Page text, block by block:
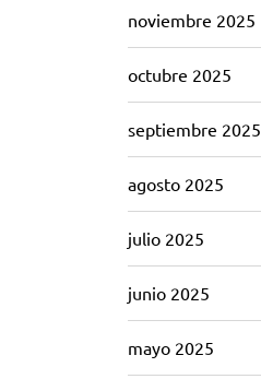
noviembre 2025
octubre 2025
septiembre 2025
agosto 2025
julio 2025
junio 2025
mayo 2025